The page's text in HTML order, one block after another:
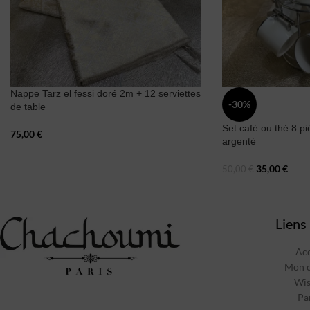
Nappe Tarz el fessi doré 2m + 12 serviettes
de table
75,00€
-30%
Set café ou thé 8
argenté
35,00€
Mon